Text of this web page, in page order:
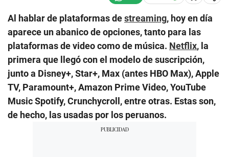
Al hablar de plataformas destreaming, hoy en día
aparece un abanico de opciones, tanto para las
plataformas de video como de música. Netflix, la
primera que llegó con el modelo de suscripción,
junto a Disney+, Star+, Max (antes HBO Max), Apple
TV, Paramount+, Amazon Prime Video, YouTube
Music Spotify, Crunchycroll, entre otras. Estas son,
de hecho, las usadas por los peruanos.